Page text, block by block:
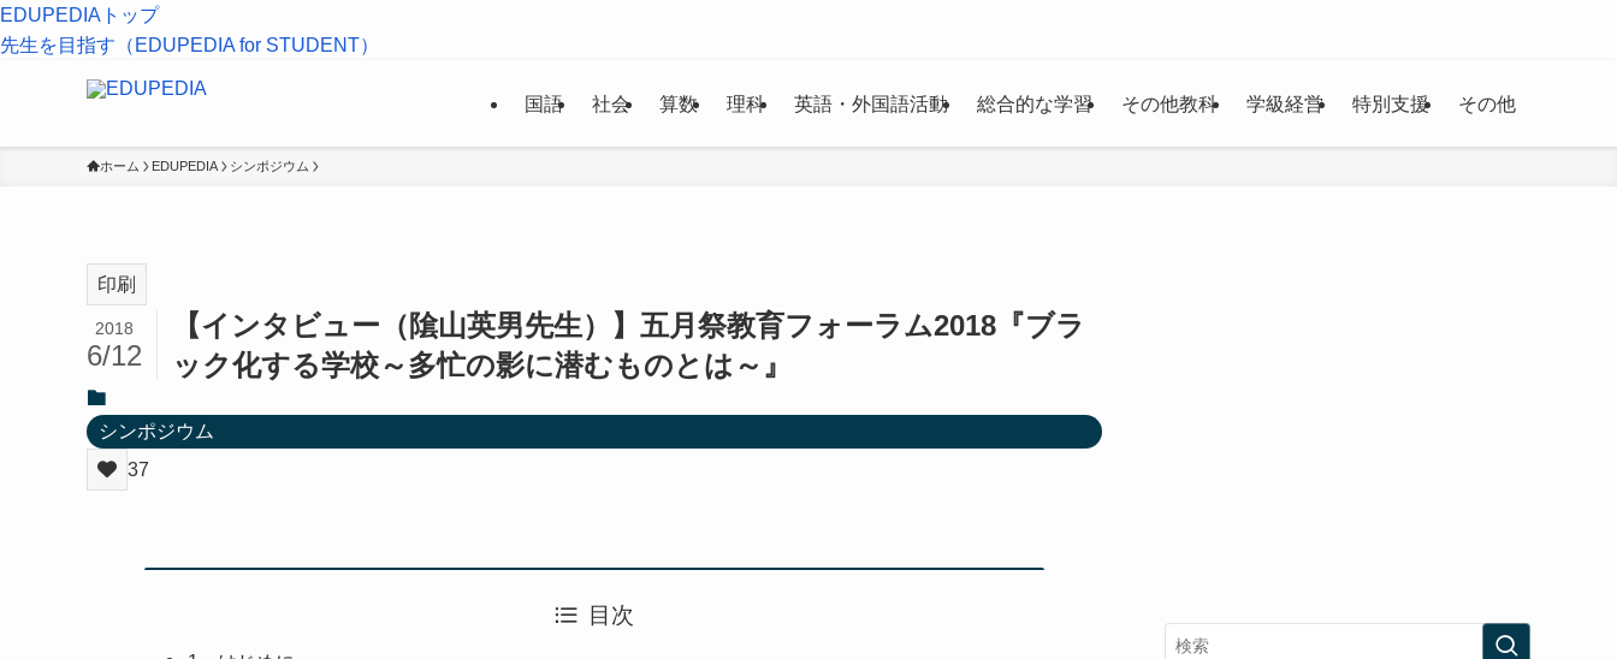
EDUPEDIAトップ
先生を目指す（EDUPEDIA for STUDENT）
国語 社会 算数 理科 英語・外国語活動 総合的な学習 その他教科 学級経営 特別支援 その他
ホーム EDUPEDIA シンポジウム
印刷
【インタビュー（隂山英男先生）】五月祭教育フォーラム2018『ブラ
ック化する学校～多忙の影に潜むものとは～』
2018
6/12
シンポジウム
37
目次